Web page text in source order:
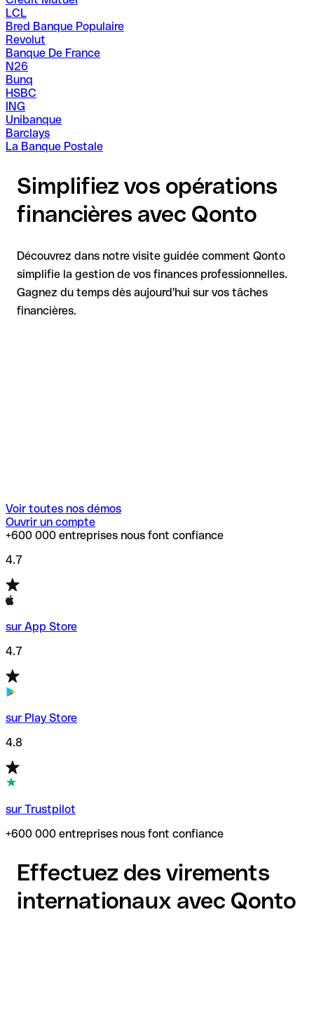
LCL
Bred Banque Populaire
Revolut
Banque De France
N26
Bunq
HSBC
ING
Unibanque
Barclays
La Banque Postale
Simplifiez vos opérations
financières avec Qonto
Découvrez dans notre visite guidée comment Qonto
simplifie la gestion de vos finances professionnelles.
Gagnez du temps dès aujourd'hui sur vos tâches
financières.
Voir toutes nos démos
Ouvrir un compte
+600 000 entreprises nous font confiance
4.7
sur App Store
4.7
sur Play Store
4.8
sur Trustpilot
+600 000 entreprises nous font confiance
Effectuez des virements
internationaux avec Qonto